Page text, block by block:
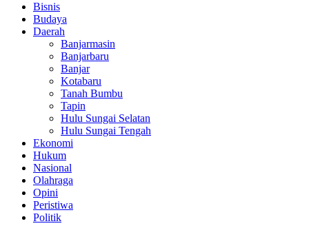
Bisnis
Budaya
Daerah
Banjarmasin
Banjarbaru
Banjar
Kotabaru
Tanah Bumbu
Tapin
Hulu Sungai Selatan
Hulu Sungai Tengah
Ekonomi
Hukum
Nasional
Olahraga
Opini
Peristiwa
Politik